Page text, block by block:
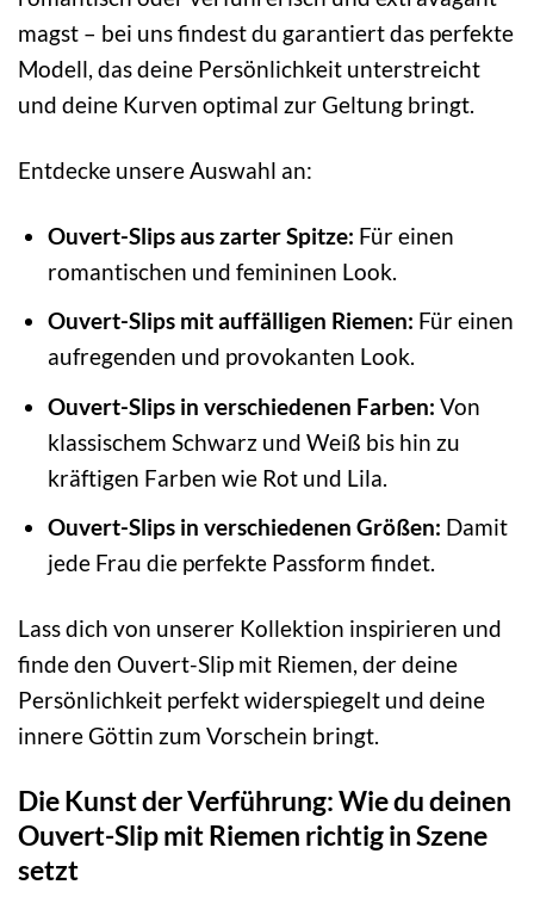
magst – bei uns findest du garantiert das perfekte
Modell, das deine Persönlichkeit unterstreicht
und deine Kurven optimal zur Geltung bringt.
Entdecke unsere Auswahl an:
Ouvert-Slips aus zarter Spitze: Für einen
romantischen und femininen Look.
Ouvert-Slips mit auffälligen Riemen: Für einen
aufregenden und provokanten Look.
Ouvert-Slips in verschiedenen Farben: Von
klassischem Schwarz und Weiß bis hin zu
kräftigen Farben wie Rot und Lila.
Ouvert-Slips in verschiedenen Größen: Damit
jede Frau die perfekte Passform findet.
Lass dich von unserer Kollektion inspirieren und
finde den Ouvert-Slip mit Riemen, der deine
Persönlichkeit perfekt widerspiegelt und deine
innere Göttin zum Vorschein bringt.
Die Kunst der Verführung: Wie du deinen
Ouvert-Slip mit Riemen richtig in Szene
setzt